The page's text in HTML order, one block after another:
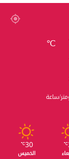
℃
℃
30
℃
الخميس